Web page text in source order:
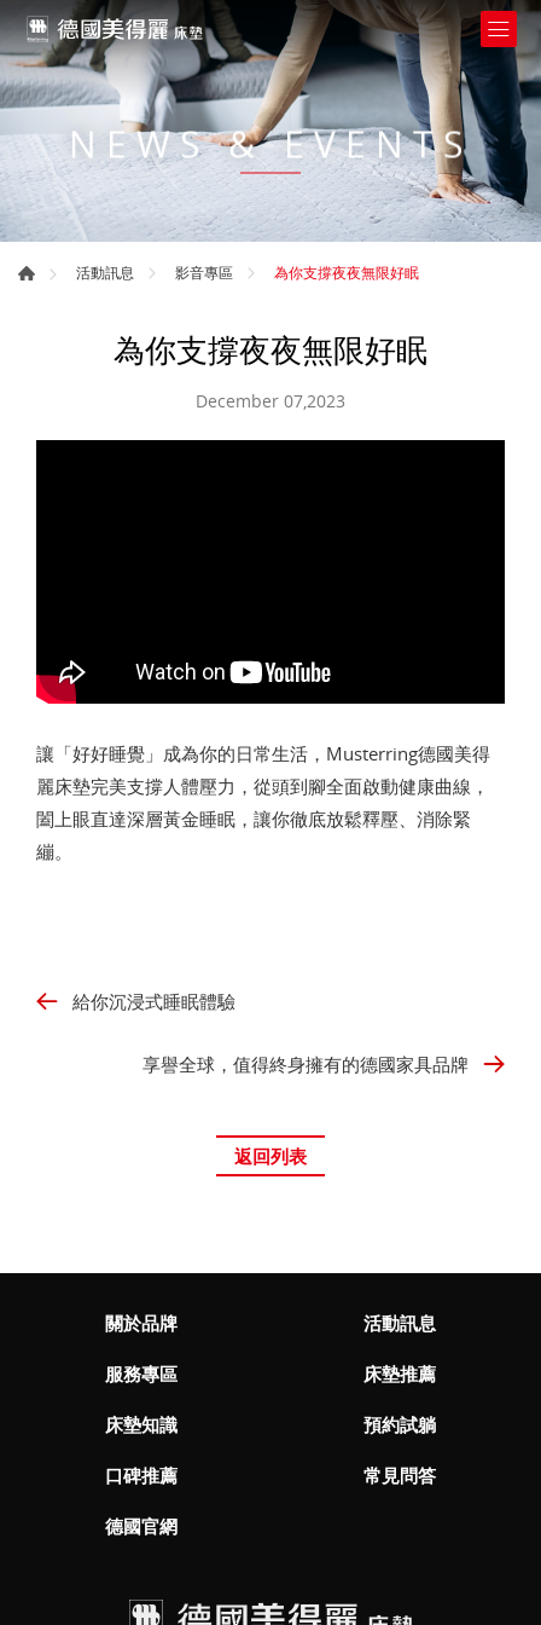
NEWS & EVENTS
活動訊息 影音專區 為你支撐夜夜無限好眠
為你支撐夜夜無限好眠
December 07,2023
讓「好好睡覺」成為你的日常生活，Musterring德國美得
麗床墊完美支撐人體壓力，從頭到腳全面啟動健康曲線，
闔上眼直達深層黃金睡眠，讓你徹底放鬆釋壓、消除緊
繃。
給你沉浸式睡眠體驗
享譽全球，值得終身擁有的德國家具品牌
返回列表
關於品牌 活動訊息
服務專區 床墊推薦
床墊知識 預約試躺
口碑推薦 常見問答
德國官網